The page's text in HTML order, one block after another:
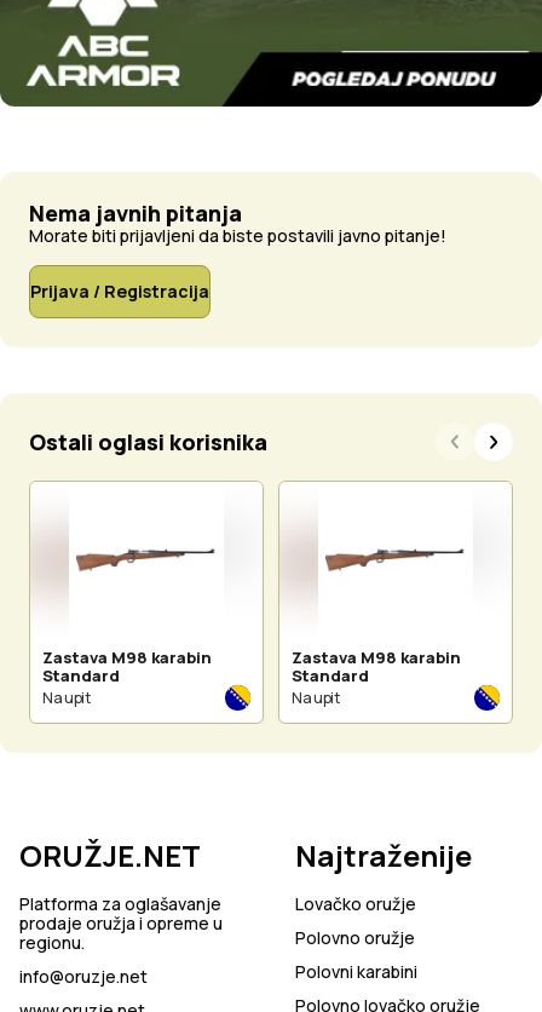
Nema javnih pitanja
Morate biti prijavljeni da biste postavili javno pitanje!
Prijava / Registracija
Ostali oglasi korisnika
Zastava M98 karabin
Standard
Na upit
Zastava M98 karabin
Standard
Na upit
ORUŽJE.NET
Platforma za oglašavanje
prodaje oružja i opreme u
regionu.
info@oruzje.net
Najtraženije
Lovačko oružje
Polovno oružje
Polovni karabini
Polovno lovačko oružje